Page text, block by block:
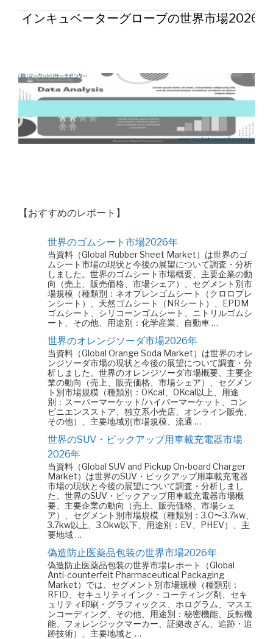
インキュベーターグローブの世界市場2026年
【おすすめのレポート】
世界のゴムシート市場2026年
当資料（Global Rubber Sheet Market）は世界のゴ
ムシート市場の現状と今後の展望について調査・分析
しました。世界のゴムシート市場概要、主要企業の動
向（売上、販売価格、市場シェア）、セグメント別市
場規模（種類別：ネオプレンゴムシート（クロロプレ
ンシート）、天然ゴムシート（NRシート）、EPDM
ゴムシート、シリコーンゴムシート、ニトリルゴムシ
ート、その他、用途別：化学産業、自動車 …
世界のオレンジソーダ市場2026年
当資料（Global Orange Soda Market）は世界のオレ
ンジソーダ市場の現状と今後の展望について調査・分
析しました。世界のオレンジソーダ市場概要、主要企
業の動向（売上、販売価格、市場シェア）、セグメン
ト別市場規模（種類別：0Kcal、0Kcal以上、用途
別：スーパーマーケット/ハイパーマーケット、コン
ビニエンスストア、独立系小売店、オンライン販売、
その他）、主要地域別市場規模、流通 …
世界のSUV・ピックアップ用車載充電器市場
2026年
当資料（Global SUV and Pickup On-board Charger
Market）は世界のSUV・ピックアップ用車載充電器
市場の現状と今後の展望について調査・分析しまし
た。世界のSUV・ピックアップ用車載充電器市場概
要、主要企業の動向（売上、販売価格、市場シェ
ア）、セグメント別市場規模（種類別：3.0〜3.7kw、
3.7kw以上、3.0kw以下、用途別：EV、PHEV）、主
要地域 …
偽造防止医薬品包装の世界市場2026年
偽造防止医薬品包装の世界市場レポート（Global
Anti-counterfeit Pharmaceutical Packaging
Market）では、セグメント別市場規模（種類別：
RFID、セキュリティインク・コーティング剤、セキ
ュリティ印刷・グラフィックス、ホログラム、マスエ
ンコーディング、その他、用途別：秘密機能、反転機
能、フォレンジックマーカー、証拠改ざん、追跡・追
跡技術）、主要地域と …